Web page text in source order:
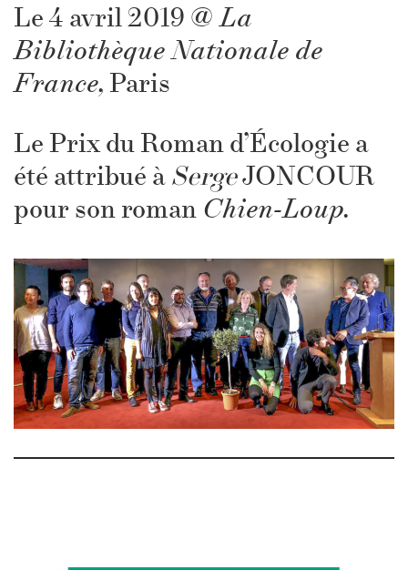
Le 4 avril 2019 @ La
Bibliothèque Nationale de
France, Paris
Le Prix du Roman d’Écologie a
été attribué àSergeJONCOUR
pour son roman Chien-Loup.